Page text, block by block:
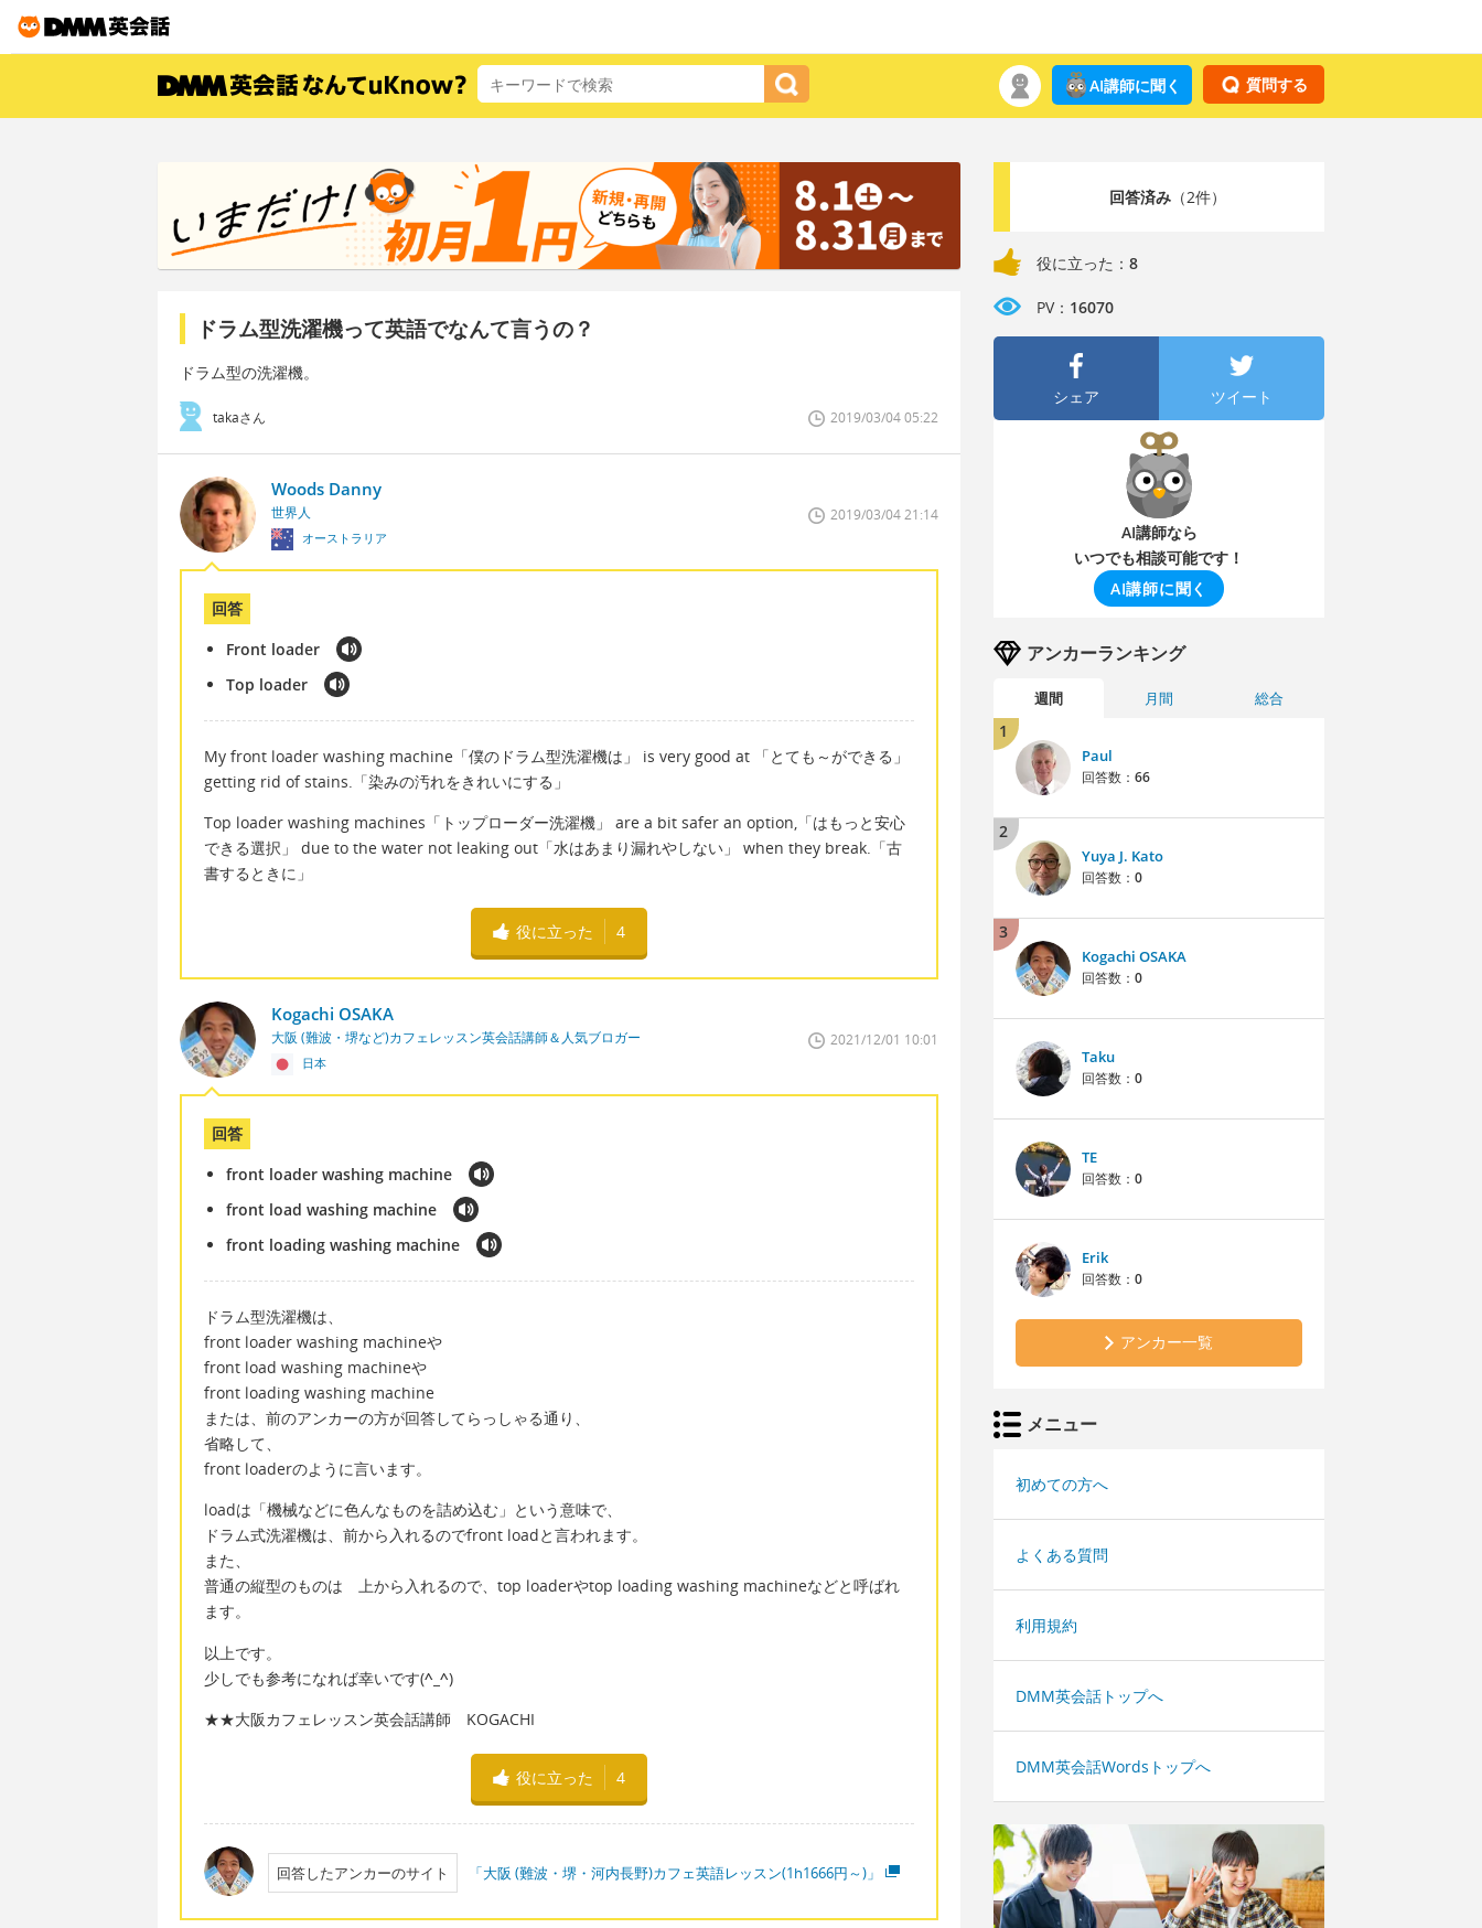
質問する
AI講師に聞く
ドラム型洗濯機って英語でなんて言うの？
ドラム型の洗濯機。
takaさん 2019/03/04 05:22
Woods Danny
世界人
オーストラリア
2019/03/04 21:14
回答
Front loader
Top loader
My front loader washing machine「僕のドラム型洗濯機は」 is very good at 「とても～ができる」
getting rid of stains.「染みの汚れをきれいにする」
Top loader washing machines「トップローダー洗濯機」 are a bit safer an option,「はもっと安心
できる選択」 due to the water not leaking out「水はあまり漏れやしない」 when they break.「古
書するときに」
役に立った 4
Kogachi OSAKA
大阪 (難波・堺など)カフェレッスン英会話講師＆人気ブロガー
日本
2021/12/01 10:01
回答
front loader washing machine
front load washing machine
front loading washing machine
ドラム型洗濯機は、
front loader washing machineや
front load washing machineや
front loading washing machine
または、前のアンカーの方が回答してらっしゃる通り、
省略して、
front loaderのように言います。
loadは「機械などに色んなものを詰め込む」という意味で、
ドラム式洗濯機は、前から入れるのでfront loadと言われます。
また、
普通の縦型のものは 上から入れるので、top loaderやtop loading washing machineなどと呼ばれ
ます。
以上です。
少しでも参考になれば幸いです(^_^)
★★大阪カフェレッスン英会話講師 KOGACHI
役に立った 4
回答したアンカーのサイト 「大阪 (難波・堺・河内長野)カフェ英語レッスン(1h1666円～)」
回答済み（2件）
役に立った： 8
PV： 16070
シェア ツイート
AI講師なら
いつでも相談可能です！
AI講師に聞く
アンカーランキング
週間 月間 総合
1
Paul
回答数： 66
2
Yuya J. Kato
回答数： 0
3
Kogachi OSAKA
回答数： 0
Taku
回答数： 0
TE
回答数： 0
Erik
回答数： 0
アンカー一覧
メニュー
初めての方へ
よくある質問
利用規約
DMM英会話トップへ
DMM英会話Wordsトップへ